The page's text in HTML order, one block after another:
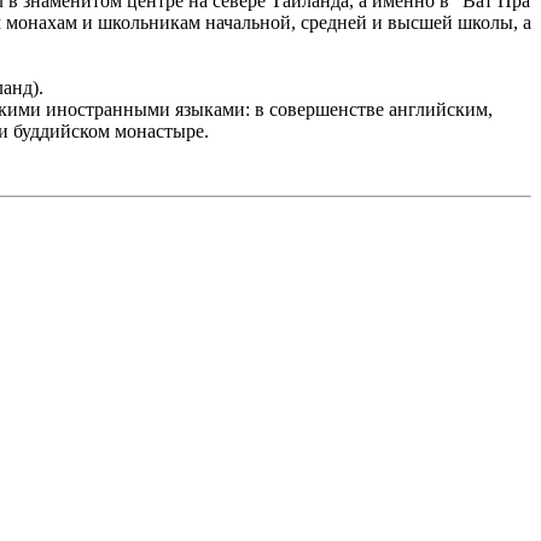
и школьникам начальной, средней и высшей школы, а
иностранными языками: в совершенстве английским,
буддийском монастыре.